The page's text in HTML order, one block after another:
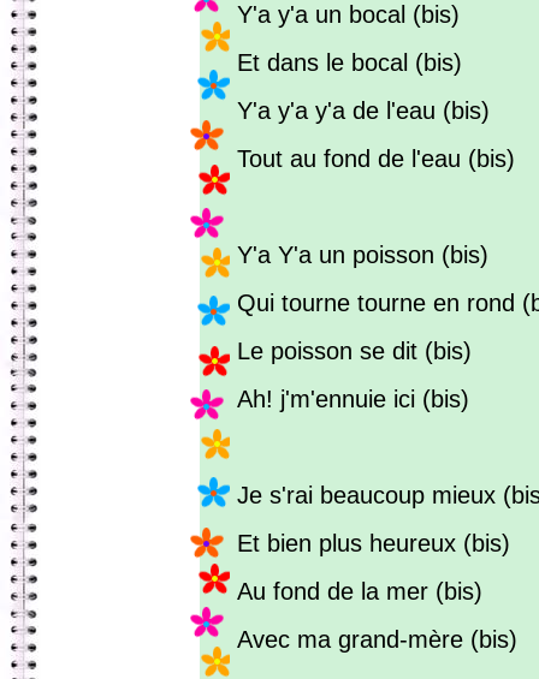
Y'a y'a un bocal (bis)
Et dans le bocal (bis)
Y'a y'a y'a de l'eau (bis)
Tout au fond de l'eau (bis)
Y'a Y'a un poisson (bis)
Qui tourne tourne en rond
Le poisson se dit (bis)
Ah! j'm'ennuie ici (bis)
Je s'rai beaucoup mieux
Et bien plus heureux (bis)
Au fond de la mer (bis)
Avec ma grand-mère (bis)